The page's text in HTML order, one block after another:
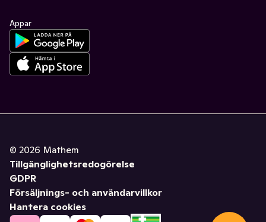
Appar
© 2026 Mathem
Tillgänglighetsredogörelse
GDPR
Försäljnings- och användarvillkor
Hantera cookies